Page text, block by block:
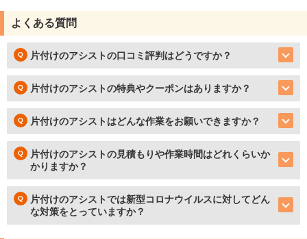
よくある質問
片付けのアシストの口コミ評判はどうですか？
片付けのアシストの特典やクーポンはありますか？
片付けのアシストはどんな作業をお願いできますか？
片付けのアシストの見積もりや作業時間はどれくらいか
かりますか？
片付けのアシストでは新型コロナウイルスに対してどん
な対策をとっていますか？